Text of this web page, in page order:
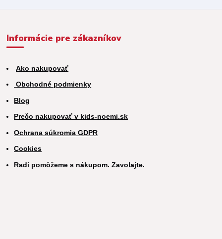
Informácie pre zákazníkov
Ako nakupovať
Obchodné podmienky
Blog
Prečo nakupovať v kids-noemi.sk
Ochrana súkromia GDPR
Cookies
Radi pomôžeme s nákupom. Zavolajte.